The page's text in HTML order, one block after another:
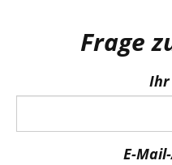
Frage
Ihr
E-